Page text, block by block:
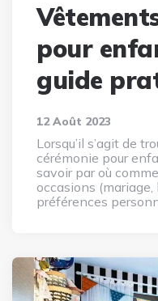
pour
guide
12 Août 2023
Lorsqu’il s’agit de
cérémonie pour
savoir par où
occasions
préférences